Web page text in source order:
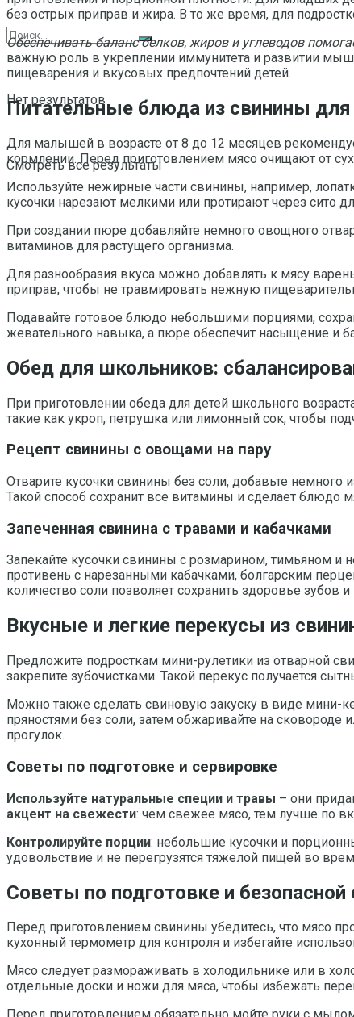
Нет результатов
Смотреть все результаты
без острых приправ и жира. В то же время, для
Обеспечивать баланс белков, жиров и углеводов
важную роль в укреплении иммунитета и развитии
пищеварения и вкусовых предпочтений детей.
Питательные блюда из свинины
Для малышей в возрасте от 8 до 12 месяцев
кормлении. Перед приготовлением мясо очищают от
Используйте нежирные части свинины, например,
кусочки нарезают мелкими или протирают через сито
При создании пюре добавляйте немного овощного
витаминов для растущего организма.
Для разнообразия вкуса можно добавлять к мясу
приправ, чтобы не травмировать нежную
Подавайте готовое блюдо небольшими порциями,
жевательного навыка, а пюре обеспечит насыщение и
Обед для школьников:
При приготовлении обеда для детей школьного
такие как укроп, петрушка или лимонный сок, чтобы
Рецепт свинины с овощами на пару
Отварите кусочки свинины без соли, добавьте немного
Такой способ сохранит все витамины и сделает
Запеченная свинина с травами и кабачками
Запекайте кусочки свинины с розмарином, тимьяном и
противень с нарезанными кабачками, болгарским
количество соли позволяет сохранить здоровье зубов и
Вкусные и легкие перекусы из
Предложите подросткам мини-рулетики из отварной
закрепите зубочистками. Такой перекус получается
Можно также сделать свиновую закуску в виде мини-
пряностями без соли, затем обжаривайте на
прогулок.
Советы по подготовке и сервировке
Используйте натуральные специи и травы – они
акцент на свежести: чем свежее мясо, тем лучше по
Контролируйте порции: небольшие кусочки и
удовольствие и не перегрузятся тяжелой пищей во
Советы по подготовке и
Перед приготовлением свинины убедитесь, что мясо
кухонный термометр для контроля и избегайте
Мясо следует размораживать в холодильнике или в
отдельные доски и ножи для мяса, чтобы избежать